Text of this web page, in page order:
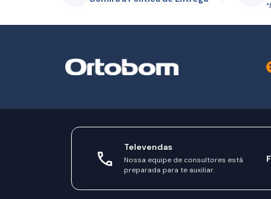
Televendas
Nossa equipe de consultores está
preparada para te auxiliar.